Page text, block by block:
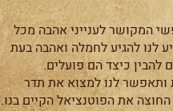
המקושר לענייני אהבה מכל
לנו להגיע לחמלה ואהבה בעת
להבין כיצד הם פועלים.
ותאפשר לנו למצוא את תדר
את הפוטנציאל הקיים בנו.